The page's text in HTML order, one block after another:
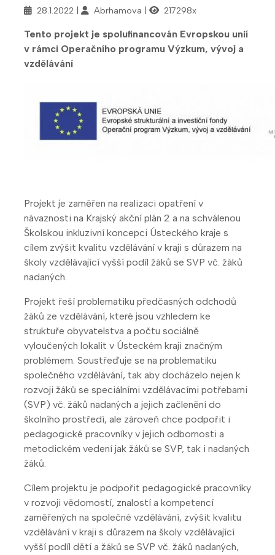
28.1.2022 Abrhamova 217298x
Tento projekt je spolufinancován Evropskou unií
v rámci Operačního programu Výzkum, vývoj a
vzdělávání
Projekt je zaměřen na realizaci opatření v
návaznosti na Krajský akční plán 2 a na schválenou
Školskou inkluzivní koncepci Ústeckého kraje s
cílem zvýšit kvalitu vzdělávání v kraji s důrazem na
školy vzdělávající vyšší podíl žáků se SVP vč. žáků
nadaných.
Projekt řeší problematiku předčasných odchodů
žáků ze vzdělávání, které jsou vzhledem ke
struktuře obyvatelstva a počtu sociálně
vyloučených lokalit v Ústeckém kraji značným
problémem. Soustřeďuje se na problematiku
společného vzdělávání, tak aby docházelo nejen k
rozvoji žáků se speciálními vzdělávacími potřebami
(SVP) vč. žáků nadaných a jejich začlenění do
školního prostředí, ale zároveň chce podpořit i
pedagogické pracovníky v jejich odbornosti a
metodickém vedení jak žáků se SVP, tak i nadaných
žáků.
Cílem projektu je podpořit pedagogické pracovníky
v rozvoji vědomostí, znalostí a kompetencí
zaměřených na společné vzdělávání, zvýšit kvalitu
vzdělávání v kraji s důrazem na školy vzdělávající
vyšší podíl dětí a žáků se SVP vč. žáků nadaných,